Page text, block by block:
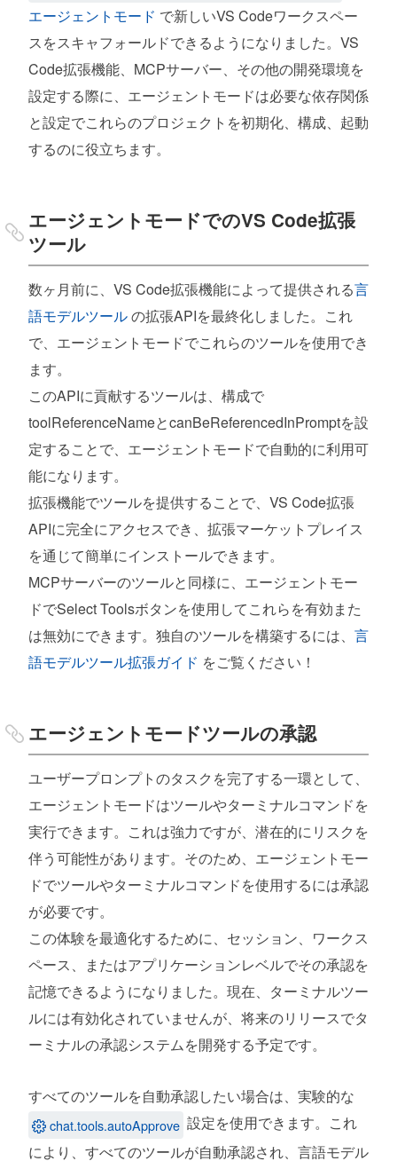
エージェントモード で新しいVS Codeワークスペー
スをスキャフォールドできるようになりました。VS
Code拡張機能、MCPサーバー、その他の開発環境を
設定する際に、エージェントモードは必要な依存関係
と設定でこれらのプロジェクトを初期化、構成、起動
するのに役立ちます。
エージェントモードでのVS Code拡張
ツール
数ヶ月前に、VS Code拡張機能によって提供される言
語モデルツールの拡張APIを最終化しました。これ
で、エージェントモードでこれらのツールを使用でき
ます。
このAPIに貢献するツールは、構成で
toolReferenceNameとcanBeReferencedInPromptを設
定することで、エージェントモードで自動的に利用可
能になります。
拡張機能でツールを提供することで、VS Code拡張
APIに完全にアクセスでき、拡張マーケットプレイス
を通じて簡単にインストールできます。
MCPサーバーのツールと同様に、エージェントモー
ドでSelect Toolsボタンを使用してこれらを有効また
は無効にできます。独自のツールを構築するには、 言
語モデルツール拡張ガイド をご覧ください！
エージェントモードツールの承認
ユーザープロンプトのタスクを完了する一環として、
エージェントモードはツールやターミナルコマンドを
実行できます。これは強力ですが、潜在的にリスクを
伴う可能性があります。そのため、エージェントモー
ドでツールやターミナルコマンドを使用するには承認
が必要です。
この体験を最適化するために、セッション、ワークス
ペース、またはアプリケーションレベルでその承認を
記憶できるようになりました。現在、ターミナルツー
ルには有効化されていませんが、将来のリリースでタ
ーミナルの承認システムを開発する予定です。
すべてのツールを自動承認したい場合は、実験的な
chat.tools.autoApprove 設定を使用できます。これ
により、すべてのツールが自動承認され、言語モデル